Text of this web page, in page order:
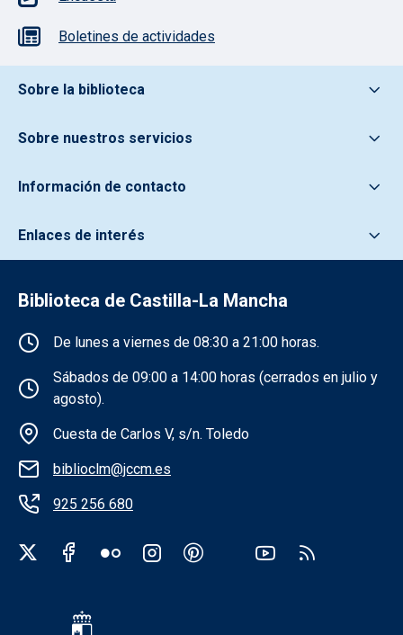
Boletines de actividades
Pie de pagina información
Sobre la biblioteca
Sobre nuestros servicios
Información de contacto
Enlaces de interés
Biblioteca de Castilla-La Mancha
Información de la institución
De lunes a viernes de 08:30 a 21:00 horas.
Sábados de 09:00 a 14:00 horas (cerrados en julio y
agosto).
Cuesta de Carlos V, s/n. Toledo
biblioclm@jccm.es
925 256 680
Redes sociales institución